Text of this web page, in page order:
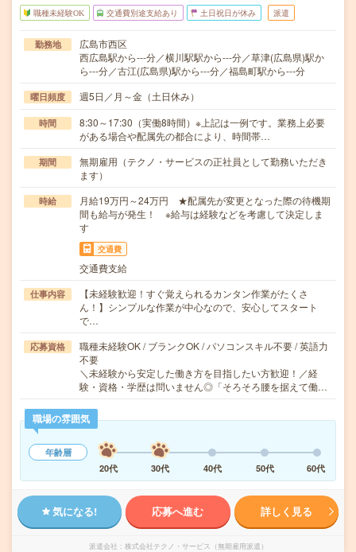
職種未経験OK 交通費別途支給あり 土日祝日が休み 派遣
勤務地
広島市西区
西広島駅から---分／横川駅駅から---分／草津(広島県)駅か
ら---分／古江(広島県)駅から---分／福島町駅から---分
曜日頻度 週5日／月～金（土日休み）
時間
8:30～17:30（実働8時間）※上記は一例です。業務上必要
がある場合や配属先の都合により、時間帯…
期間
無期雇用（テクノ・サービスの正社員として勤務いただき
ます）
時給
月給19万円～24万円 ★配属先が変更となった際の待機期
間も給与が発生！ ※給与は経験などを考慮して決定しま
す
交通費
交通費支給
仕事内容
【未経験歓迎！すぐ覚えられるカンタン作業がたくさ
ん！】シンプルな作業が中心なので、安心してスタート
で…
応募資格
職種未経験OK / ブランクOK / パソコンスキル不要 / 英語力
不要
＼未経験から安定した働き方を目指したい方歓迎！／経
験・資格・学歴は問いません◎「そろそろ腰を据えて働…
職場の雰囲気
年齢層
20代
30代 40代 50代 60代
気になる! 応募へ進む 詳しく見る
派遣会社 株式会社テクノ・サービス（無期雇用派遣）